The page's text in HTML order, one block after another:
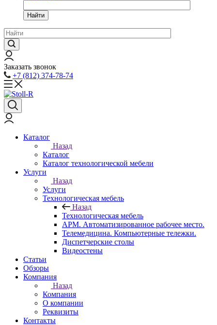
Найти
Заказать звонок
+7 (812) 374-78-74
Каталог
Назад
Каталог
Каталог технологической мебели
Услуги
Назад
Услуги
Технологическая мебель
Назад
Технологическая мебель
АРМ. Автоматизированное рабочее место.
Телемедицина. Компьютерные тележки.
Диспетчерские столы
Видеостены
Статьи
Обзоры
Компания
Назад
Компания
О компании
Реквизиты
Контакты